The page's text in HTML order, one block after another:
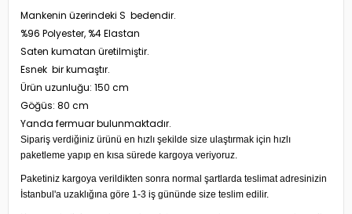
Mankenin üzerindeki S bedendir.
%96 Polyester, %4 Elastan
Saten kumatan üretilmiştir.
Esnek bir kumaştır.
Ürün uzunluğu: 150 cm
Göğüs: 80 cm
Yanda fermuar bulunmaktadır.
Sipariş verdiğiniz ürünü en hızlı şekilde size ulaştırmak için hızlı
paketleme yapıp en kısa sürede kargoya veriyoruz.
Paketiniz kargoya verildikten sonra normal şartlarda teslimat adresinizin
İstanbul'a uzaklığına göre 1-3 iş gününde size teslim edilir.